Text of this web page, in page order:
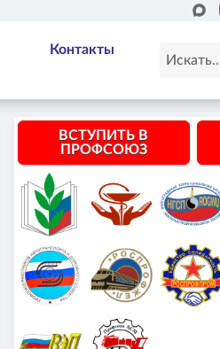
Контакты
ВСТУПИТЬ В
ПРОФСОЮЗ